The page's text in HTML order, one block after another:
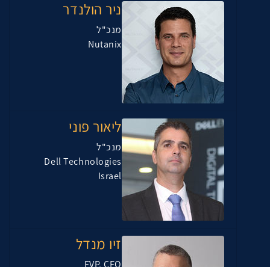
ניר הולנדר
מנכ"ל
Nutanix
ליאור פוני
מנכ"ל
Dell Technologies
Israel
זיו מנדל
EVP, CEO